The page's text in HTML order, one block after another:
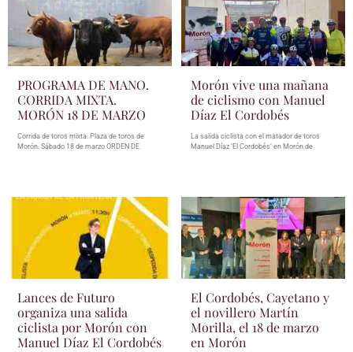
PROGRAMA DE MANO.
CORRIDA MIXTA.
MORÓN 18 DE MARZO
Corrida de toros mixta. Plaza de toros de
Morón. Sábado 18 de marzo ORDEN DE
Morón vive una mañana
de ciclismo con Manuel
Díaz El Cordobés
La salida ciclista con el matador de toros
Manuel Díaz ‘El Cordobés’ en Morón de
Lances de Futuro
organiza una salida
ciclista por Morón con
Manuel Díaz El Cordobés
El Cordobés, Cayetano y
el novillero Martín
Morilla, el 18 de marzo
en Morón